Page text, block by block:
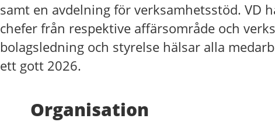
samt en avdelning för verksamhetsstöd. VD
chefer från respektive affärsområde och
bolagsledning och styrelse hälsar alla
ett gott 2026.
Organisation